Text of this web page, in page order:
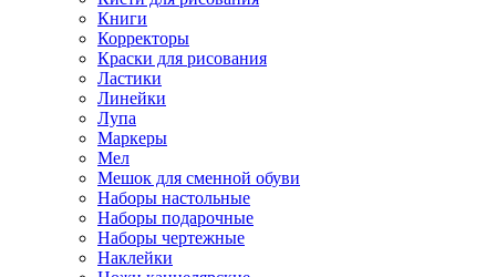
Книги
Корректоры
Краски для рисования
Ластики
Линейки
Лупа
Маркеры
Мел
Мешок для сменной обуви
Наборы настольные
Наборы подарочные
Наборы чертежные
Наклейки